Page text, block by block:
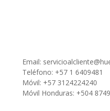
Email:
Teléfono: +57 1 6409481
Móvil: +57 3124224240
Móvil Honduras: +504